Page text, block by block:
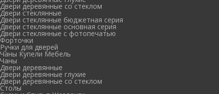
Двери деревянные со стеклом
Двери стеклянные
Двери стеклянные бюджетная серия
Двери стеклянные основная серия
Двери стеклянные с фотопечатью
Форточки
Ручки для дверей
Чаны Купели Мебель
Чаны
Двери деревянные
Двери деревянные глухие
Двери деревянные со стеклом
Столы